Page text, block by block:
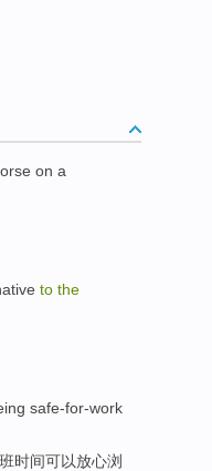
on a
to the
safe-for-work
时间可以放心浏